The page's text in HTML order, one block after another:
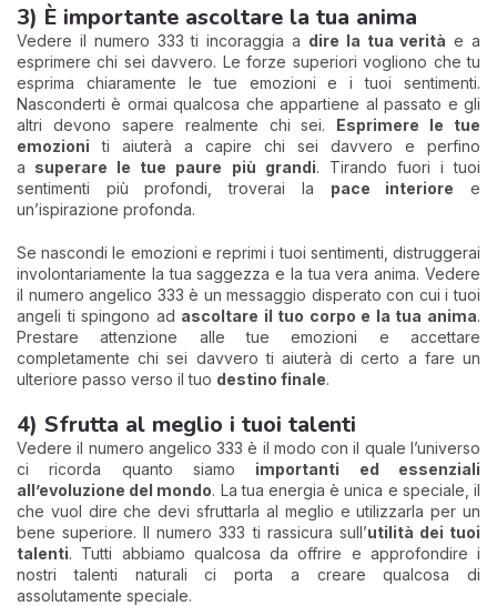
3) È importante ascoltare la tua anima
Vedere il numero 333 ti incoraggia a dire la tua verità e a
esprimere chi sei davvero. Le forze superiori vogliono che tu
esprima chiaramente le tue emozioni e i tuoi sentimenti.
Nasconderti è ormai qualcosa che appartiene al passato e gli
altri devono sapere realmente chi sei. Esprimere le tue
emozioni ti aiuterà a capire chi sei davvero e perfino
a superare le tue paure più grandi. Tirando fuori i tuoi
sentimenti più profondi, troverai la pace interiore e
un’ispirazione profonda.
Se nascondi le emozioni e reprimi i tuoi sentimenti, distruggerai
involontariamente la tua saggezza e la tua vera anima. Vedere
il numero angelico 333 è un messaggio disperato con cui i tuoi
angeli ti spingono ad ascoltare il tuo corpo e la tua anima.
Prestare attenzione alle tue emozioni e accettare
completamente chi sei davvero ti aiuterà di certo a fare un
ulteriore passo verso il tuo destino finale.
4) Sfrutta al meglio i tuoi talenti
Vedere il numero angelico 333 è il modo con il quale l’universo
ci ricorda quanto siamo importanti ed essenziali
all’evoluzione del mondo. La tua energia è unica e speciale, il
che vuol dire che devi sfruttarla al meglio e utilizzarla per un
bene superiore. Il numero 333 ti rassicura sull’utilità dei tuoi
talenti. Tutti abbiamo qualcosa da offrire e approfondire i
nostri talenti naturali ci porta a creare qualcosa di
assolutamente speciale.